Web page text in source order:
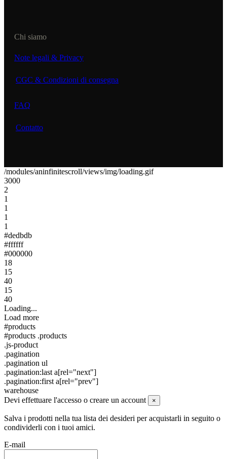
Chi siamo
Note legali & Privacy
CGC & Condizioni di consegna
FAQ
Contatto
/modules/aninfinitescroll/views/img/loading.gif
3000
2
1
1
1
1
#dedbdb
#ffffff
#000000
18
15
40
15
40
Loading...
Load more
#products
#products .products
.js-product
.pagination
.pagination ul
.pagination:last a[rel="next"]
.pagination:first a[rel="prev"]
warehouse
Devi effettuare l'accesso o creare un account
×
Salva i prodotti nella tua lista dei desideri per acquistarli in seguito o
condividerli con i tuoi amici.
E-mail